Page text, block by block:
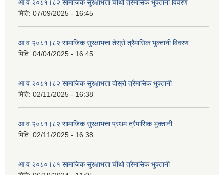
आ व २०८१।८२ सामाजिक सुरक्षाभत्ता चौथो त्रैमासिक भुक्तानी विवरण
मिति: 07/09/2025 - 16:45
आ व २०८१।८२ सामाजिक सुरक्षाभत्ता तेस्रो त्रैमासिक भुक्तानी विवरण
मिति: 04/04/2025 - 16:45
आ व २०८१।८२ सामाजिक सुरक्षाभत्ता दोस्रो त्रैमासिक भुक्तानी
मिति: 02/11/2025 - 16:38
आ व २०८१।८२ सामाजिक सुरक्षाभत्ता प्रथम त्रैमासिक भुक्तानी
मिति: 02/11/2025 - 16:38
आ व २०८०।८१ सामाजिक सुरक्षाभत्ता चौंथो त्रैमासिक भुक्तानी